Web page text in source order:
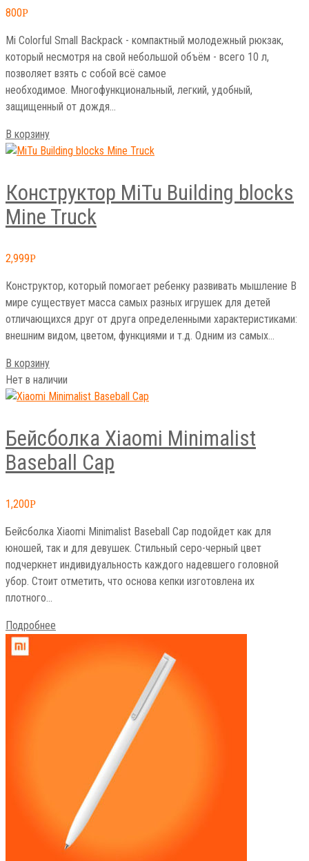
800Р
Mi Colorful Small Backpack - компактный молодежный рюкзак,
который несмотря на свой небольшой объём - всего 10 л,
позволяет взять с собой всё самое
необходимое. Многофункциональный, легкий, удобный,
защищенный от дождя…
В корзину
Конструктор MiTu Building blocks
Mine Truck
2,999Р
Конструктор, который помогает ребенку развивать мышление В
мире существует масса самых разных игрушек для детей
отличающихся друг от друга определенными характеристиками:
внешним видом, цветом, функциями и т.д. Одним из самых…
В корзину
Нет в наличии
Бейсболка Xiaomi Minimalist
Baseball Cap
1,200Р
Бейсболка Xiaomi Minimalist Baseball Cap подойдет как для
юношей, так и для девушек. Стильный серо-черный цвет
подчеркнет индивидуальность каждого надевшего головной
убор. Стоит отметить, что основа кепки изготовлена их
плотного…
Подробнее